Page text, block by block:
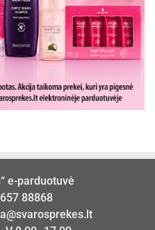
e-parduotuvė
88868